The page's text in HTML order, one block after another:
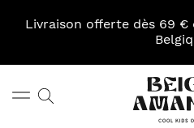
Livraison offerte dès 69
Rechercher